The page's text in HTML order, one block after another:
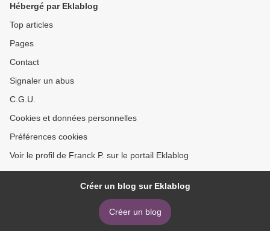
Hébergé par Eklablog
Top articles
Pages
Contact
Signaler un abus
C.G.U.
Cookies et données personnelles
Préférences cookies
Voir le profil de Franck P. sur le portail Eklablog
Créer un blog sur Eklablog
Créer un blog